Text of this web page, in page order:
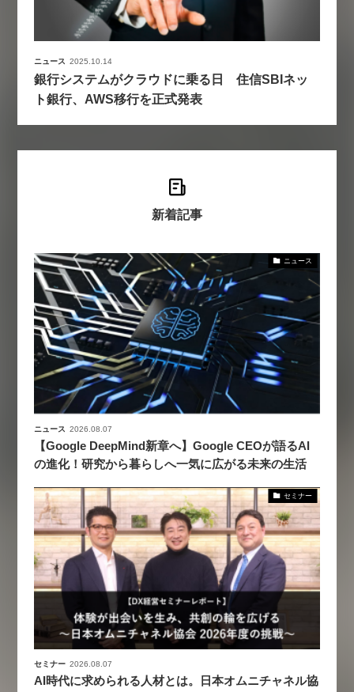
ニュース 2025.10.14
銀行システムがクラウドに乗る日 住信SBIネッ
ト銀行、AWS移行を正式発表
新着記事
ニュース
ニュース 2026.08.07
【Google DeepMind新章へ】Google CEOが語るAI
の進化！研究から暮らしへ一気に広がる未来の生活
セミナー
セミナー 2026.08.07
AI時代に求められる人材とは。日本オムニチャネル協